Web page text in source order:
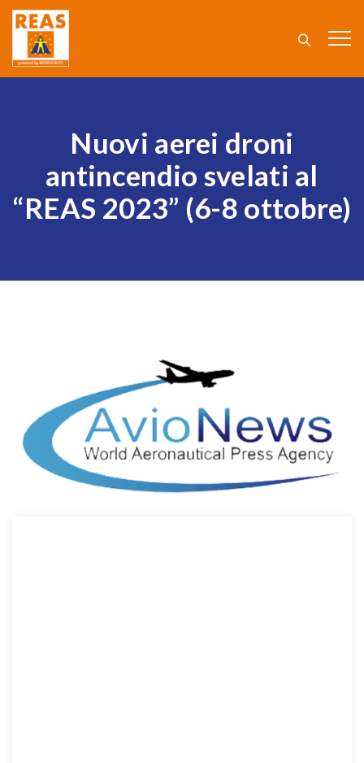
Nuovi aerei droni
antincendio svelati al
“REAS 2023” (6-8 ottobre)